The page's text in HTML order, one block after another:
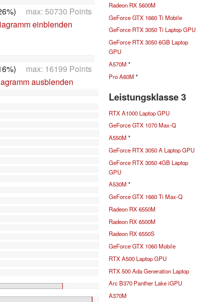
max: 50730 Points
einblenden
max: 16199 Points
ausblenden
Radeon RX 5600M
GeForce GTX 1660 Ti Mobile
GeForce RTX 3050 Ti Laptop GPU
GeForce RTX 3050 6GB Laptop
GPU
A570M *
Pro A60M *
Leistungsklasse 3
RTX A1000 Laptop GPU
GeForce GTX 1070 Max-Q
A550M *
GeForce RTX 3050 A Laptop GPU
GeForce RTX 3050 4GB Laptop
GPU
A530M *
GeForce GTX 1660 Ti Max-Q
Radeon RX 6550M
Radeon RX 6500M
Radeon RX 6550S
GeForce GTX 1060 Mobile
RTX A500 Laptop GPU
RTX 500 Ada Generation Laptop
Arc B370 Panther Lake iGPU
A370M